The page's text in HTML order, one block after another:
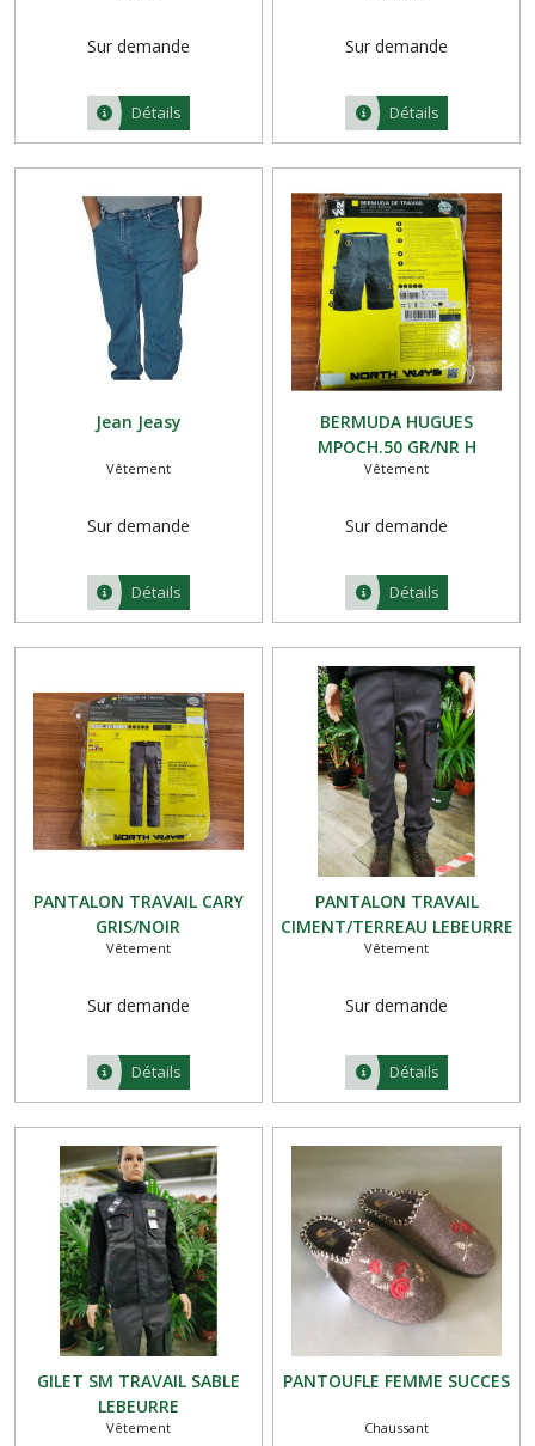
Sur demande
Détails
Sur demande
Détails
Jean Jeasy
Vêtement
Sur demande
Détails
BERMUDA HUGUES
MPOCH.50 GR/NR H
Vêtement
Sur demande
Détails
PANTALON TRAVAIL CARY
GRIS/NOIR
Vêtement
Sur demande
Détails
PANTALON TRAVAIL
CIMENT/TERREAU LEBEURRE
Vêtement
Sur demande
Détails
GILET SM TRAVAIL SABLE
LEBEURRE
Vêtement
PANTOUFLE FEMME SUCCES
Chaussant